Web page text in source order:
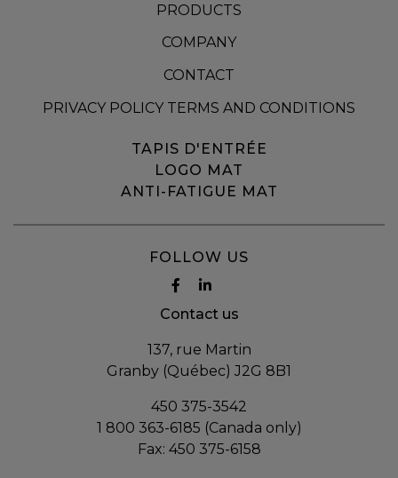
PRODUCTS
COMPANY
CONTACT
PRIVACY POLICY TERMS AND CONDITIONS
TAPIS D'ENTRÉE
LOGO MAT
ANTI-FATIGUE MAT
FOLLOW US
Contact us
137, rue Martin
Granby (Québec) J2G 8B1
450 375-3542
1 800 363-6185 (Canada only)
Fax: 450 375-6158